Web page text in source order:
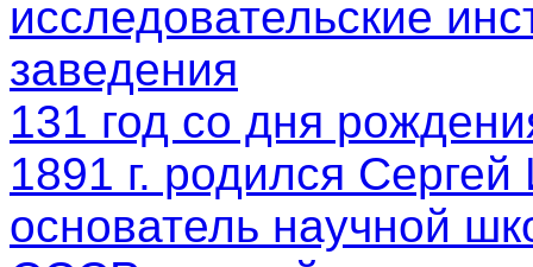
исследовательские
заведения
131 год со дня
1891 г. родился
основатель научной